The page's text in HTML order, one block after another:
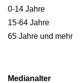
0-14 Jahre
15-64 Jahre
65 Jahre und mehr
Medianalter